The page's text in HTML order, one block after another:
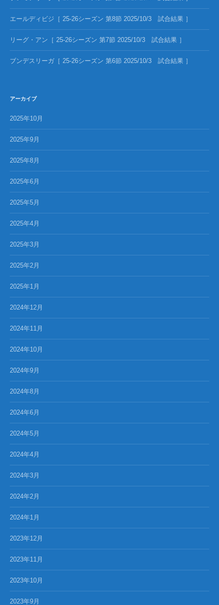
エールディビジ［ 25-26シーズン 第8節 2025/10/3 試合結果 ］
リーグ・アン［ 25-26シーズン 第7節 2025/10/3 試合結果 ］
ブンデスリーガ［ 25-26シーズン 第6節 2025/10/3 試合結果 ］
アーカイブ
2025年10月
2025年9月
2025年8月
2025年6月
2025年5月
2025年4月
2025年3月
2025年2月
2025年1月
2024年12月
2024年11月
2024年10月
2024年9月
2024年8月
2024年6月
2024年5月
2024年4月
2024年3月
2024年2月
2024年1月
2023年12月
2023年11月
2023年10月
2023年9月